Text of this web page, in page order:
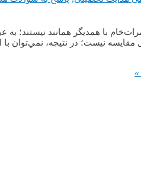
با همديگر همانند نيستند؛ به
نيست؛ در نتيجه، نمي‌توان
»